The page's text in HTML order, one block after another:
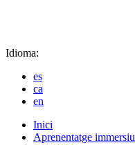
Idioma:
es
ca
en
Inici
Aprenentatge immersiu